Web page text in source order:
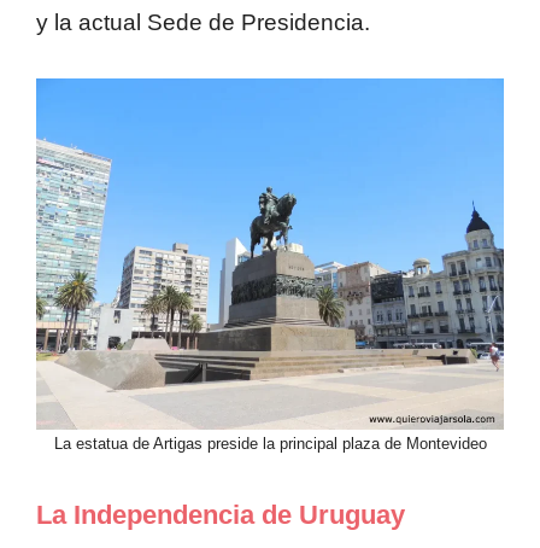
y la actual Sede de Presidencia.
La estatua de Artigas preside la principal plaza de Montevideo
La Independencia de Uruguay